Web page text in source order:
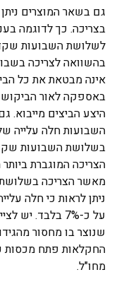
גם בשאר המוצרים
אינה מבטאת את כל
באספקה לאור הביקוש
היצע הביצים מייבוא.
בשלושת השבועות
מאשר הצריכה
ניתן לראות כי חלה
על כ-7% בלבד.
שנוצר בו מחסור
החקלאות פתח מכסות
מחו"ל.